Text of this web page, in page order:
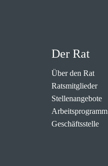
Der Rat
Über den Rat
Ratsmitglieder
Stellenangebote
Arbeitsprogramm
Geschäftsstelle